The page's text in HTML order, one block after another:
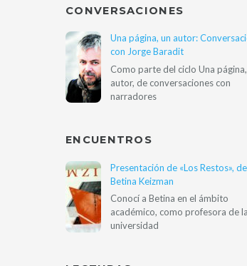
CONVERSACIONES
Una página, un autor:
con Jorge Baradit
Como parte del ciclo Una
autor, de conversaciones con
narradores
ENCUENTROS
Presentación de «Los Restos», de
Betina Keizman
Conocí a Betina en el ámbito
académico, como profesora de la
universidad